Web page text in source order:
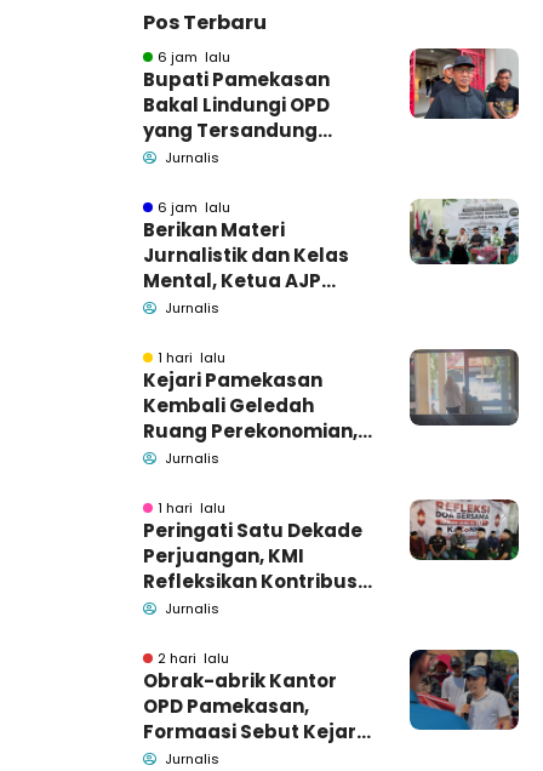
Pos Terbaru
6 jam lalu
Bupati Pamekasan
Bakal Lindungi OPD
yang Tersandung
Dugaan Korupsi
Jurnalis
6 jam lalu
Berikan Materi
Jurnalistik dan Kelas
Mental, Ketua AJP
Bakar Semangat LPM
Jurnalis
1 hari lalu
Kejari Pamekasan
Kembali Geledah
Ruang Perekonomian,
Pidsus: Tunggu Saja!
Jurnalis
1 hari lalu
Peringati Satu Dekade
Perjuangan, KMI
Refleksikan Kontribusi
untuk Masyarakat
Jurnalis
2 hari lalu
Obrak-abrik Kantor
OPD Pamekasan,
Formaasi Sebut Kejari
Pamekasan
Jurnalis